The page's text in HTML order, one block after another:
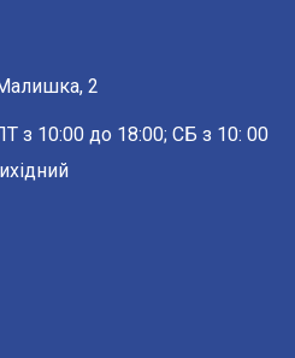
2
з 10:00 до 18:00; СБ з 10: 00